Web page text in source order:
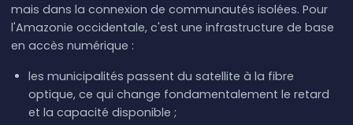
mais dans la connexion de communautés isolées. Pour
l'Amazonie occidentale, c'est une infrastructure de base
en accès numérique :
les municipalités passent du satellite à la fibre
optique, ce qui change fondamentalement le retard
et la capacité disponible ;